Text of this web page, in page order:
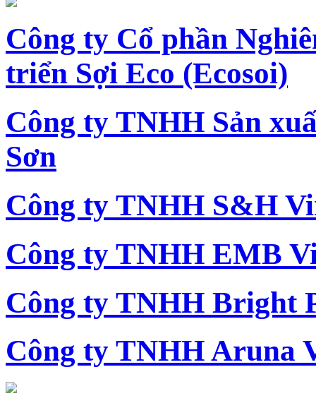
Công ty Cổ phần
triển Sợi Eco (Ecosoi)
Công ty TNHH Sản
Sơn
Công ty TNHH S&H
Công ty TNHH EMB
Công ty TNHH Bright
Công ty TNHH Aruna